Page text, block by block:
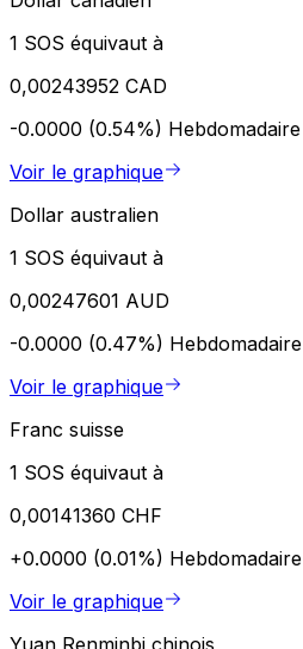
1 SOS équivaut à
0,00243952 CAD
-0.0000 (0.54%) Hebdomadaire
Voir le graphique
Dollar australien
1 SOS équivaut à
0,00247601 AUD
-0.0000 (0.47%) Hebdomadaire
Voir le graphique
Franc suisse
1 SOS équivaut à
0,00141360 CHF
+0.0000 (0.01%) Hebdomadaire
Voir le graphique
Yuan Renminbi chinois